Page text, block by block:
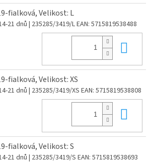
fialková, Velikost: L
21 dnů| 235285/3419/LEAN: 5715819538488
fialková, Velikost: XS
21 dnů| 235285/3419/XS EAN: 5715819538808
fialková, Velikost: S
21 dnů| 235285/3419/S EAN: 5715819538693